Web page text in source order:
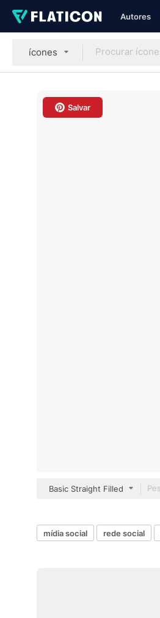
Autores
ícones
Salvar
Basic Straight Filled
mídia social rede social